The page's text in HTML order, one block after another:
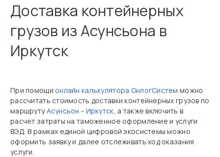
Доставка контейнерных
грузов из Асунсьона в
Иркутск
При помощи онлайн калькулятора ОнлогСистем можно
рассчитать стоимость доставки контейнерных грузов по
маршрутуАсунсьон - Иркутск, а также включить в
расчет затраты на таможенное оформление и услуги
ВЭД. В рамках единой цифровой экосистемы можно
оформить заявку и далее отслеживать ход оказания
услуги.